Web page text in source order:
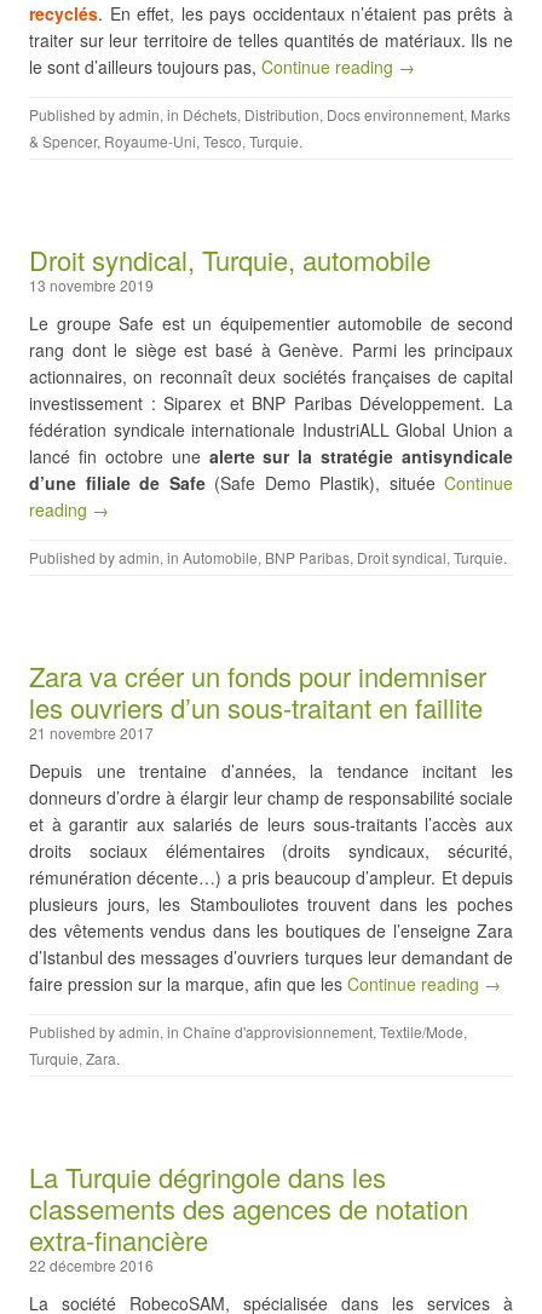
recyclés. En effet, les pays occidentaux n’étaient pas prêts à
traiter sur leur territoire de telles quantités de matériaux. Ils ne
le sont d’ailleurs toujours pas, Continue reading →
Published byadmin, in Déchets, Distribution, Docs environnement, Marks
& Spencer, Royaume-Uni, Tesco, Turquie.
Droit syndical, Turquie, automobile
13 novembre 2019
Le groupe Safe est un équipementier automobile de second
rang dont le siège est basé à Genève. Parmi les principaux
actionnaires, on reconnaît deux sociétés françaises de capital
investissement : Siparex et BNP Paribas Développement. La
fédération syndicale internationale IndustriALL Global Union a
lancé fin octobre une alerte sur la stratégie antisyndicale
d’une filiale de Safe(Safe Demo Plastik), située Continue
reading →
Published byadmin, in Automobile, BNP Paribas, Droit syndical, Turquie.
Zara va créer un fonds pour indemniser
les ouvriers d’un sous-traitant en faillite
21 novembre 2017
Depuis une trentaine d’années, la tendance incitant les
donneurs d’ordre à élargir leur champ de responsabilité sociale
et à garantir aux salariés de leurs sous-traitants l’accès aux
droits sociaux élémentaires (droits syndicaux, sécurité,
rémunération décente…) a pris beaucoup d’ampleur. Et depuis
plusieurs jours, les Stambouliotes trouvent dans les poches
des vêtements vendus dans les boutiques de l’enseigne Zara
d’Istanbul des messages d’ouvriers turques leur demandant de
faire pression sur la marque, afin que les Continue reading →
Published byadmin, in Chaîne d'approvisionnement, Textile/Mode,
Turquie, Zara.
La Turquie dégringole dans les
classements des agences de notation
extra-financière
22 décembre 2016
La société RobecoSAM, spécialisée dans les services à